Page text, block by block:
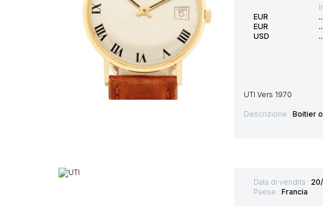
EUR
EUR
USD
...
...
...
UTI Vers 1970
Descrizione : Boitier
Data di vendita :
Paese : Francia